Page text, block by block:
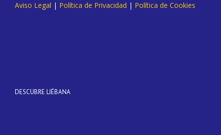
Aviso Legal | Política de Privacidad | Política de Cookies
DESCUBRE LIÉBANA